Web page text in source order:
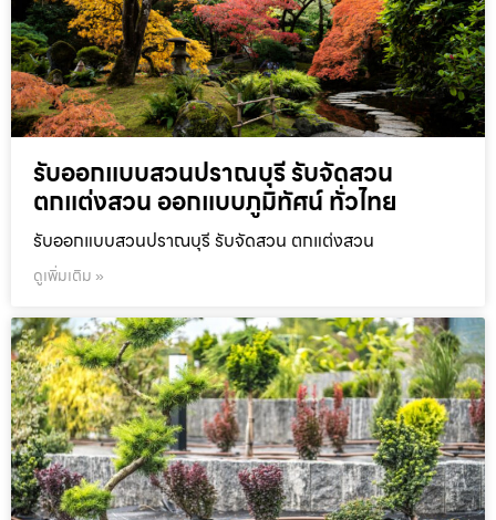
รับออกแบบสวนปราณบุรี รับจัดสวน
ตกแต่งสวน ออกแบบภูมิทัศน์ ทั่วไทย
รับออกแบบสวนปราณบุรี รับจัดสวน ตกแต่งสวน
ดูเพิ่มเติม »